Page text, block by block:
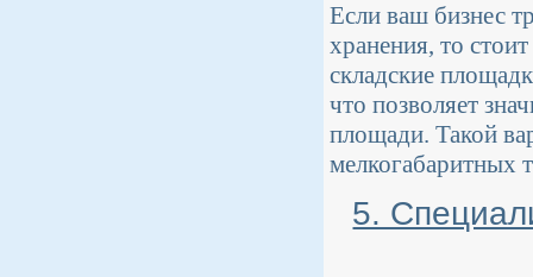
Если ваш бизнес
хранения, то
складские
что позволяет
площади. Такой
мелкогабаритных
5.